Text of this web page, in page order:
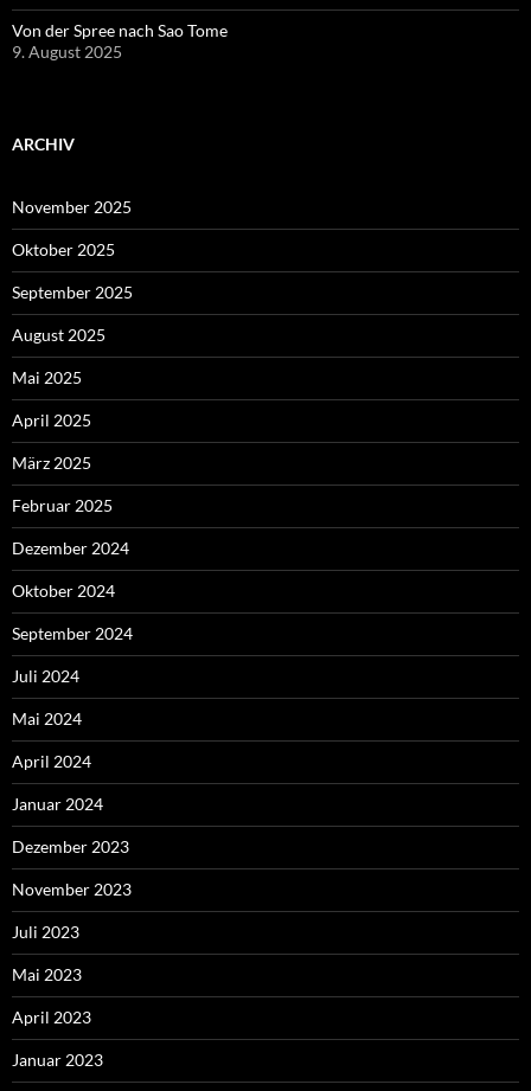
Von der Spree nach Sao Tome
9. August 2025
ARCHIV
November 2025
Oktober 2025
September 2025
August 2025
Mai 2025
April 2025
März 2025
Februar 2025
Dezember 2024
Oktober 2024
September 2024
Juli 2024
Mai 2024
April 2024
Januar 2024
Dezember 2023
November 2023
Juli 2023
Mai 2023
April 2023
Januar 2023